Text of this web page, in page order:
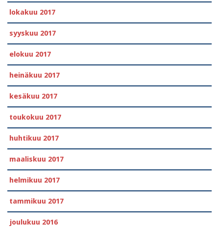
lokakuu 2017
syyskuu 2017
elokuu 2017
heinäkuu 2017
kesäkuu 2017
toukokuu 2017
huhtikuu 2017
maaliskuu 2017
helmikuu 2017
tammikuu 2017
joulukuu 2016